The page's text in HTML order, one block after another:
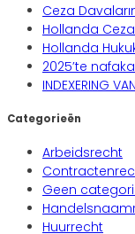
Ceza
Hollanda
Hollanda
2025’te
INDEXERING
Categorieën
Arbeidsrecht
Geen
Huurrecht